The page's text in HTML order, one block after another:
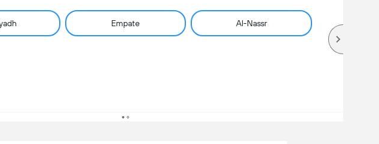
Empate Al-Nassr